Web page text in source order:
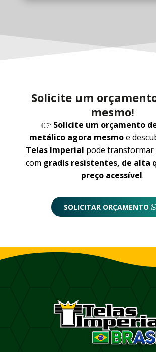
Solicite um
mesmo!
👉 Solicite um orçamento
metálico agora mesmoe
Telas Imperial pode
com gradis resistentes, de alta
preço acessível.
SOLICITAR ORÇAMENTO